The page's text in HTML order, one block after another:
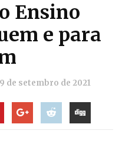
Ensino
e para
de setembro de 2021